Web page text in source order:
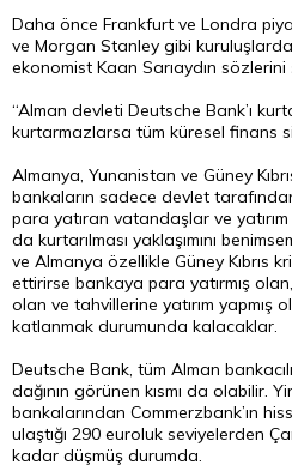
Daha önce Frankfurt ve Londra
ve Morgan Stanley gibi
ekonomist Kaan Sarıaydın
“Alman devleti Deutsche Bank’ı
kurtarmazlarsa tüm küresel finans
Almanya, Yunanistan ve Güney
bankaların sadece devlet
para yatıran vatandaşlar ve
da kurtarılması yaklaşımını
ve Almanya özellikle Güney Kıbrıs
ettirirse bankaya para yatırmış
olan ve tahvillerine yatırım
katlanmak durumunda kalacaklar.
Deutsche Bank, tüm Alman
dağının görünen kısmı da olabilir.
bankalarından Commerzbank’ın
ulaştığı 290 euroluk seviyelerden
kadar düşmüş durumda.